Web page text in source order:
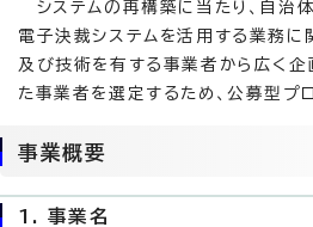
システムの再構築に当たり、自治
電子決裁システムを活用する業務に
及び技術を有する事業者から広く企
た事業者を選定するため、公募型プ
事業概要
1. 事業名